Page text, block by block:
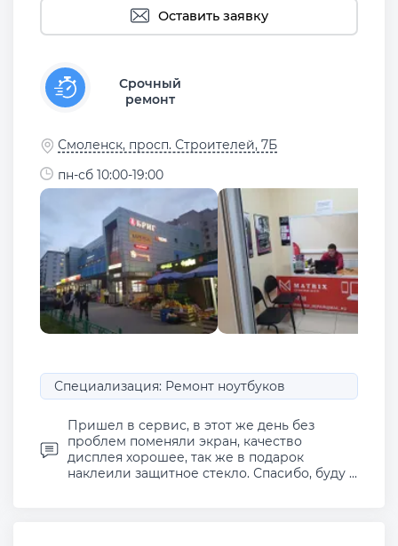
Оставить заявку
Срочный
ремонт
Смоленск, просп. Строителей, 7Б
пн-сб 10:00-19:00
Специализация: Ремонт ноутбуков
Пришел в сервис, в этот же день без
проблем поменяли экран, качество
дисплея хорошее, так же в подарок
наклеили защитное стекло. Спасибо, буду ...